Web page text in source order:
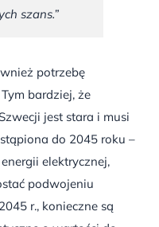
szans.”
potrzebę
bardziej, że
jest stara i musi
do 2045 roku –
elektrycznej,
podwojeniu
r., konieczne są